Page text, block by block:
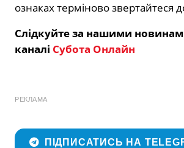
ознаках терміново звертайтеся
Слідкуйте за нашими
каналі Субота Онлайн
РЕКЛАМА
ПІДПИСАТИСЬ НА